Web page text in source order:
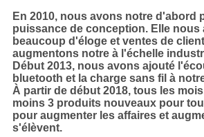
En 2010, nous avons notre d'abord
puissance de conception. Elle nous
beaucoup d'éloge et ventes de
augmentons notre à l'échelle
Début 2013, nous avons ajouté
bluetooth et la charge sans fil à
À partir de début 2018, tous les
moins 3 produits nouveaux pour
pour augmenter les affaires et
s'élèvent.